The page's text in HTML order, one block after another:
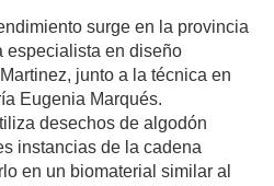
surge en la provincia
especialista en diseño
junto a la técnica en
Eugenia Marqués.
desechos de algodón
instancias de la cadena
en un biomaterial similar al